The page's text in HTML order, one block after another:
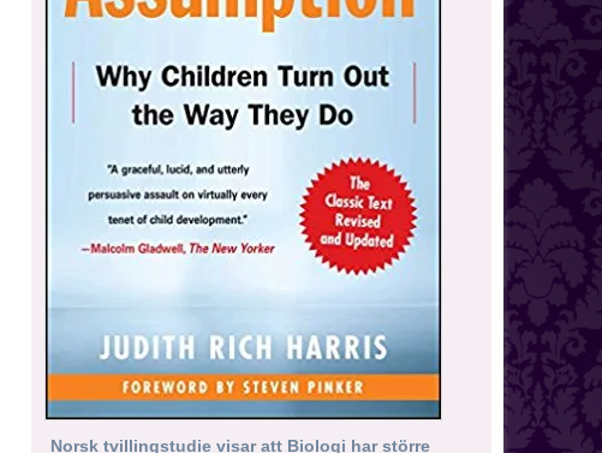
Norsk tvillingstudie visar att Biologi har större